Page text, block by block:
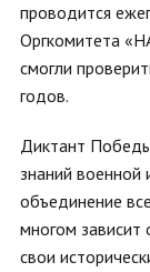
проводится
Оргкомитета
смогли
годов.
Диктант
знаний военной
объединение
многом зависит
свои